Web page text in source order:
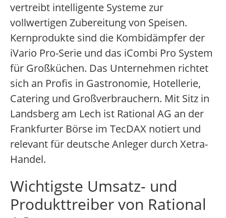
vertreibt intelligente Systeme zur
vollwertigen Zubereitung von Speisen.
Kernprodukte sind die Kombidämpfer der
iVario Pro-Serie und das iCombi Pro System
für Großküchen. Das Unternehmen richtet
sich an Profis in Gastronomie, Hotellerie,
Catering und Großverbrauchern. Mit Sitz in
Landsberg am Lech ist Rational AG an der
Frankfurter Börse im TecDAX notiert und
relevant für deutsche Anleger durch Xetra-
Handel.
Wichtigste Umsatz- und
Produkttreiber von Rational